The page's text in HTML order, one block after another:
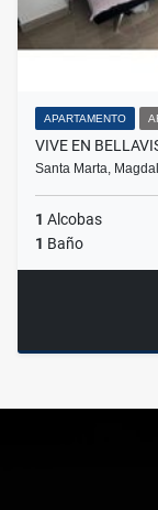
APARTAMENTO
VIVE EN
Santa Marta,
1 Alcobas
1 Baño